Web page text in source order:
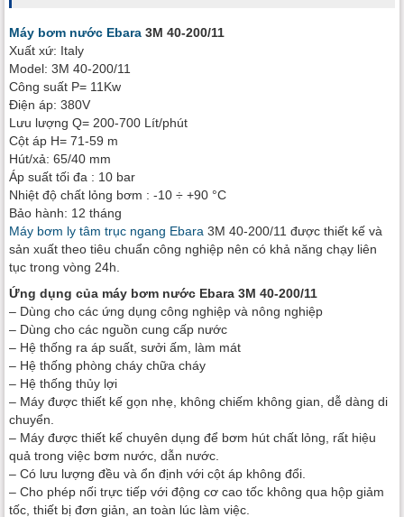
Máy bơm nước Ebara 3M 40-200/11
Xuất xứ: Italy
Model: 3M 40-200/11
Công suất P= 11Kw
Điện áp: 380V
Lưu lượng Q= 200-700 Lít/phút
Cột áp H= 71-59 m
Hút/xả: 65/40 mm
Áp suất tối đa : 10 bar
Nhiệt độ chất lỏng bơm : -10 ÷ +90 °C
Bảo hành: 12 tháng
Máy bơm ly tâm trục ngang Ebara 3M 40-200/11 được thiết kế và
sản xuất theo tiêu chuẩn công nghiệp nên có khả năng chạy liên
tục trong vòng 24h.
Ứng dụng của máy bơm nước Ebara 3M 40-200/11
– Dùng cho các ứng dụng công nghiệp và nông nghiệp
– Dùng cho các nguồn cung cấp nước
– Hệ thống ra áp suất, sưởi ấm, làm mát
– Hệ thống phòng cháy chữa cháy
– Hệ thống thủy lợi
– Máy được thiết kế gọn nhẹ, không chiếm không gian, dễ dàng di
chuyển.
– Máy được thiết kế chuyên dụng để bơm hút chất lỏng, rất hiệu
quả trong việc bơm nước, dẫn nước.
– Có lưu lượng đều và ổn định với cột áp không đổi.
– Cho phép nối trực tiếp với động cơ cao tốc không qua hộp giảm
tốc, thiết bị đơn giản, an toàn lúc làm việc.